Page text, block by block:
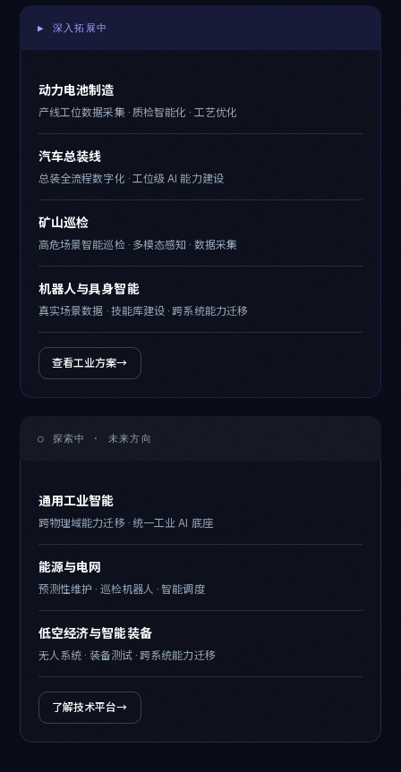
▶ 深入拓展中
动力电池制造
产线工位数据采集 · 质检智能化 · 工艺优化
汽车总装线
总装全流程数字化 · 工位级 AI 能力建设
矿山巡检
高危场景智能巡检 · 多模态感知 · 数据采集
机器人与具身智能
真实场景数据 · 技能库建设 · 跨系统能力迁移
查看工业方案→
○ 探索中 · 未来方向
通用工业智能
跨物理域能力迁移 · 统一工业 AI 底座
能源与电网
预测性维护 · 巡检机器人 · 智能调度
低空经济与智能装备
无人系统 · 装备测试 · 跨系统能力迁移
了解技术平台→